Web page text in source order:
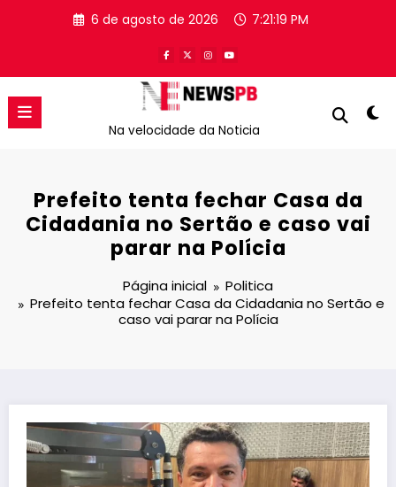
6 de agosto de 2026 7:21:19 PM
Na velocidade da Noticia
Prefeito tenta fechar Casa da
Cidadania no Sertão e caso vai
parar na Polícia
Página inicial
Politica
Prefeito tenta fechar Casa da Cidadania no Sertão e
caso vai parar na Polícia